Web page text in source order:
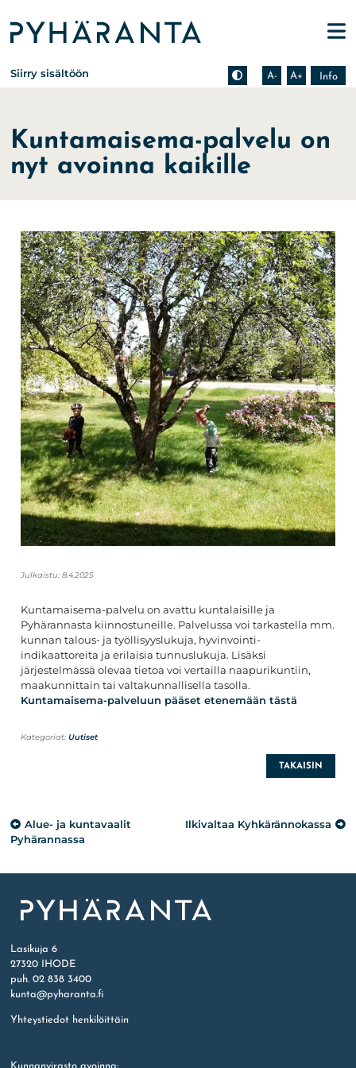
Etusivu
Siirry sisältöön A-
Pienennä tekstin kokoa
A+
Suurenna tekstin kokoa
Info
Tietoa zoomauksesta
Kuntamaisema-palvelu on
nyt avoinna kaikille
Julkaistu: 8.4.2025
Kuntamaisema-palvelu on avattu kuntalaisille ja
Pyhärannasta kiinnostuneille. Palvelussa voi tarkastella mm.
kunnan talous- ja työllisyyslukuja, hyvinvointi-
indikaattoreita ja erilaisia tunnuslukuja. Lisäksi
järjestelmässä olevaa tietoa voi vertailla naapurikuntiin,
maakunnittain tai valtakunnallisella tasolla.
Kuntamaisema-palveluun pääset etenemään tästä
Kategoriat: Uutiset
TAKAISIN
Artikkelien
selaus
Alue- ja kuntavaalit
Pyhärannassa
Ilkivaltaa Kyhkärännokassa
Lasikuja 6
27320 IHODE
puh. 02 838 3400
kunta@pyharanta.fi
Yhteystiedot henkilöittäin